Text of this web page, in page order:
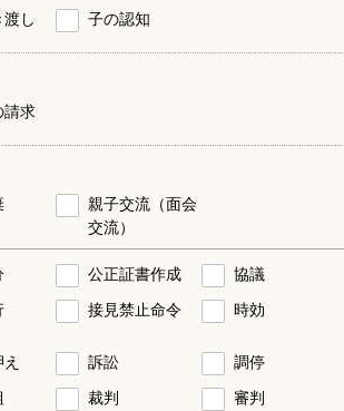
し 子の認知
請求
親子交流（面会
交流）
公正証書作成
協議
接見禁止命令 時効
訴訟
調停
裁判
審判